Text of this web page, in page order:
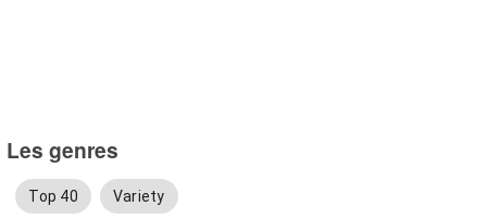
Les genres
Top 40 Variety